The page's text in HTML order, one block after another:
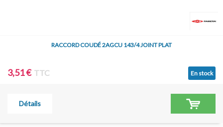
RACCORD COUDÉ 2AGCU 143/4 JOINT PLAT
3,51 € TTC En stock
Détails